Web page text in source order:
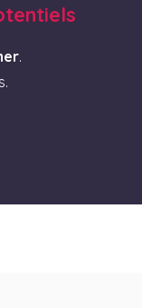
.